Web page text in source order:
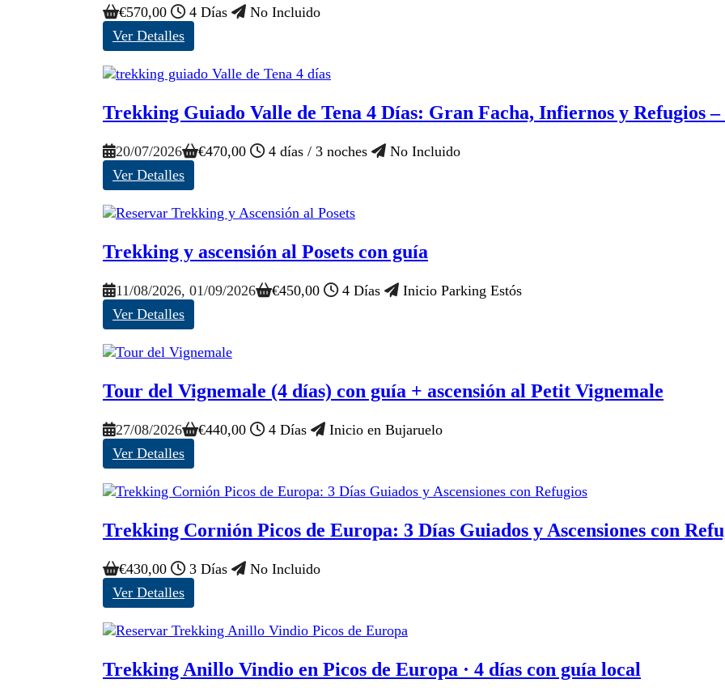
€570,00 4 Días
No Incluido
Ver Detalles
Trekking Guiado Valle de Tena 4 Días: Gran Facha, Infiernos y Refugios –
20/07/2026 €470,00 4 días / 3 noches
No Incluido
Ver Detalles
Trekking y ascensión al Posets con guía
11/08/2026, 01/09/2026 €450,00 4 Días
Inicio Parking Estós
Ver Detalles
Tour del Vignemale (4 días) con guía + ascensión al Petit Vignemale
27/08/2026 €440,00 4 Días
Inicio en Bujaruelo
Ver Detalles
Trekking Cornión Picos de Europa: 3 Días Guiados y Ascensiones con
€430,00 3 Días
No Incluido
Ver Detalles
Trekking Anillo Vindio en Picos de Europa · 4 días con guía local